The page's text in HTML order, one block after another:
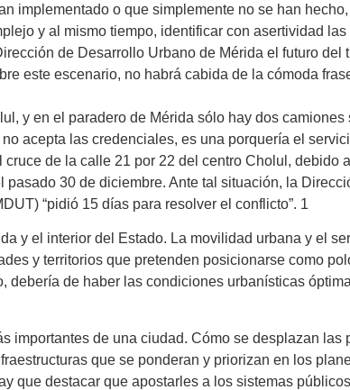
implementado o que simplemente no se han
y al mismo tiempo, identificar con asertividad
de Desarrollo Urbano de Mérida el futuro
este escenario, no habrá cabida de la cómoda
y en el paradero de Mérida sólo hay dos
acepta las credenciales, es una porquería el
de la calle 21 por 22 del centro Cholul, debido
30 de diciembre. Ante tal situación, la
“pidió 15 días para resolver el conflicto”. 1
y el interior del Estado. La movilidad urbana y el
y territorios que pretenden posicionarse como
de haber las condiciones urbanísticas
importantes de una ciudad. Cómo se desplazan
que se ponderan y priorizan en los
que destacar que apostarles a los sistemas